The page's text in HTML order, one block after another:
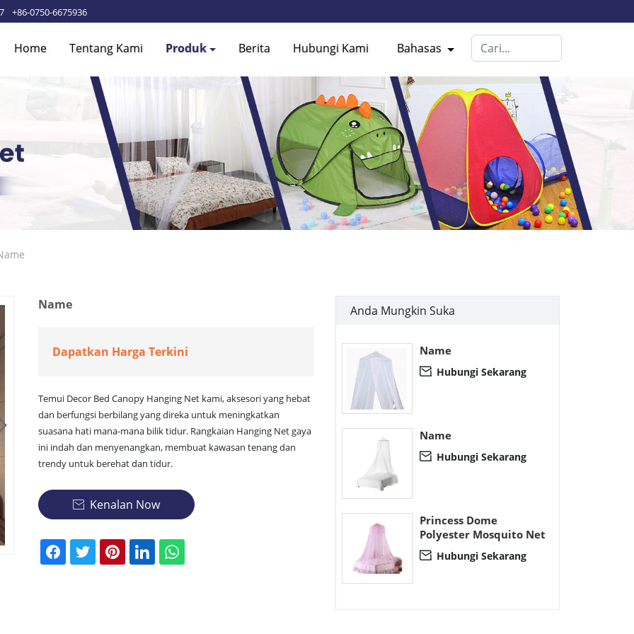
+86-0750-6675936
Home Tentang Kami Produk Berita Hubungi Kami Bahasas
Anda Mungkin Suka
Name
 Hubungi Sekarang
Name
 Hubungi Sekarang
Princess Dome
Polyester Mosquito Net
 Hubungi Sekarang
Name
Dapatkan Harga Terkini
Temui Decor Bed Canopy Hanging Net kami, aksesori yang hebat
dan berfungsi berbilang yang direka untuk meningkatkan
suasana hati mana-mana bilik tidur. Rangkaian Hanging Net gaya
ini indah dan menyenangkan, membuat kawasan tenang dan
trendy untuk berehat dan tidur.
 Kenalan Now